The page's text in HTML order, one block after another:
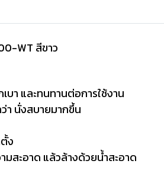
WT สีขาว
า และทนทานต่อการใช้งาน
า นั่งสบายมากขึ้น
ง
มสะอาด แล้วล้างด้วยน้ำสะอาด